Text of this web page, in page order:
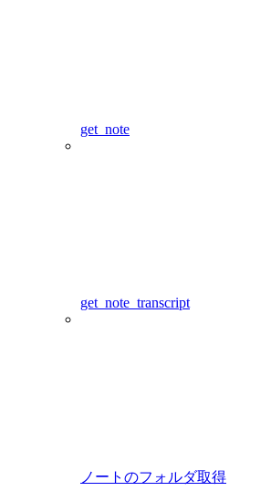
get_note
get_note_transcript
ノートのフォルダ取得